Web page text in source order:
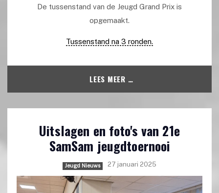
De tussenstand van de Jeugd Grand Prix is
opgemaakt.
Tussenstand na 3 ronden.
LEES MEER …
Uitslagen en foto's van 21e
SamSam jeugdtoernooi
Jeugd Nieuws 27 januari 2025